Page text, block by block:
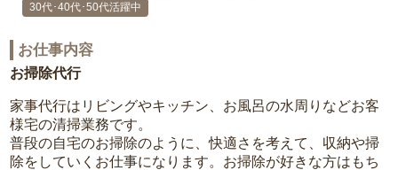
30代･40代･50代活躍中
お仕事内容
お掃除代行
家事代行はリビングやキッチン、お風呂の水周りなどお客
様宅の清掃業務です。
普段の自宅のお掃除のように、快適さを考えて、収納や掃
除をしていくお仕事になります。お掃除が好きな方はもち